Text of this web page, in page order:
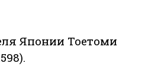
Японии Тоетоми